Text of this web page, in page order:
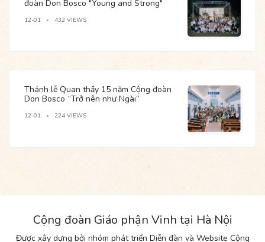
đoàn Don Bosco "Young and Strong"
12-01 432 VIEWS
Thánh lễ Quan thầy 15 năm Cộng đoàn
Don Bosco “Trở nên như Ngài”
12-01 224 VIEWS
Cộng đoàn Giáo phận Vinh tại Hà Nội
Được xây dựng bởi nhóm phát triển Diễn đàn và Website Cộng